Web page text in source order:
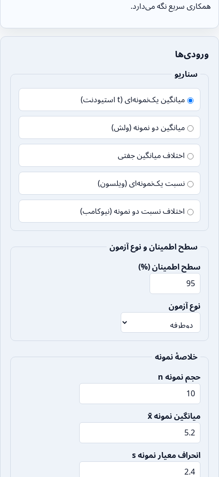
همکاری سریع نگه می‌دارد.
ورودی‌ها
سناریو
میانگین یک‌نمونه‌ای (t استیودنت)
میانگین دو نمونه (ولش)
اختلاف میانگین جفتی
نسبت یک‌نمونه‌ای (ویلسون)
اختلاف نسبت دو نمونه (نیوکامب)
سطح اطمینان و نوع آزمون
سطح اطمینان (%)
نوع آزمون
خلاصهٔ نمونه
حجم نمونه n
میانگین نمونه x̄
انحراف معیار نمونه s